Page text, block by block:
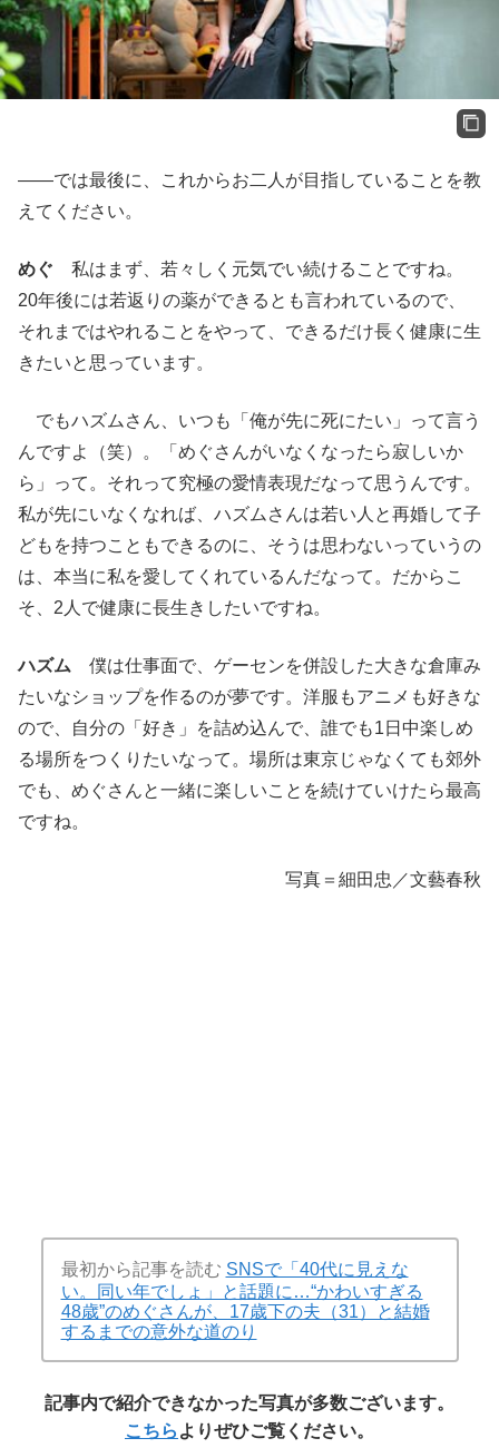
――では最後に、これからお二人が目指していることを教
えてください。
めぐ 私はまず、若々しく元気でい続けることですね。
20年後には若返りの薬ができるとも言われているので、
それまではやれることをやって、できるだけ長く健康に生
きたいと思っています。
でもハズムさん、いつも「俺が先に死にたい」って言う
んですよ（笑）。「めぐさんがいなくなったら寂しいか
ら」って。それって究極の愛情表現だなって思うんです。
私が先にいなくなれば、ハズムさんは若い人と再婚して子
どもを持つこともできるのに、そうは思わないっていうの
は、本当に私を愛してくれているんだなって。だからこ
そ、2人で健康に長生きしたいですね。
ハズム 僕は仕事面で、ゲーセンを併設した大きな倉庫み
たいなショップを作るのが夢です。洋服もアニメも好きな
ので、自分の「好き」を詰め込んで、誰でも1日中楽しめ
る場所をつくりたいなって。場所は東京じゃなくても郊外
でも、めぐさんと一緒に楽しいことを続けていけたら最高
ですね。
写真＝細田忠／文藝春秋
最初から記事を読む SNSで「40代に見えな
い。同い年でしょ」と話題に…“かわいすぎる
48歳”のめぐさんが、17歳下の夫（31）と結婚
するまでの意外な道のり
記事内で紹介できなかった写真が多数ございます。
こちら よりぜひご覧ください。